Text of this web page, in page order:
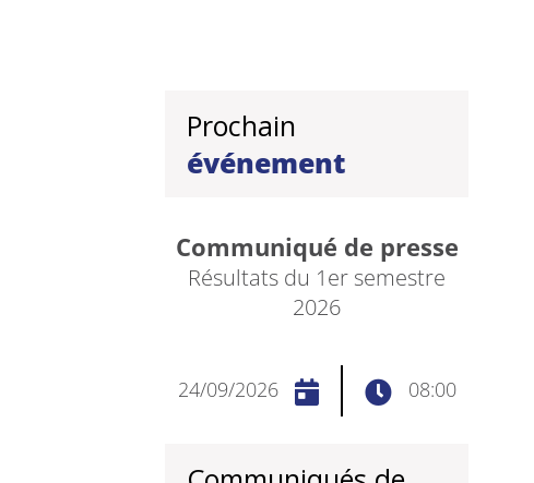
Prochain
événement
Communiqué de presse
Résultats du 1er semestre
2026
24/09/2026 08:00